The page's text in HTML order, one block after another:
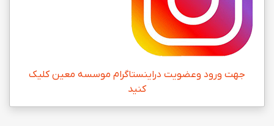
جهت ورود وعضویت دراینستاگرام موسسه معین کلیک
کنید